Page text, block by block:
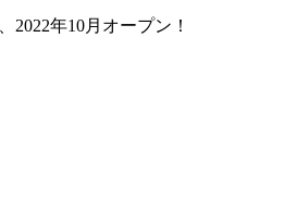
年10月オープン！